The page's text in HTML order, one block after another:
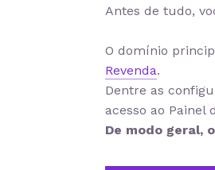
Antes de tudo,
O domínio
Revenda.
Dentre as
acesso ao Painel
De modo geral,